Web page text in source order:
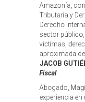
Amazonía,
Tributaria y
Derecho
sector
víctimas,
aproximada
JACOB
Fiscal
Abogado,
experiencia